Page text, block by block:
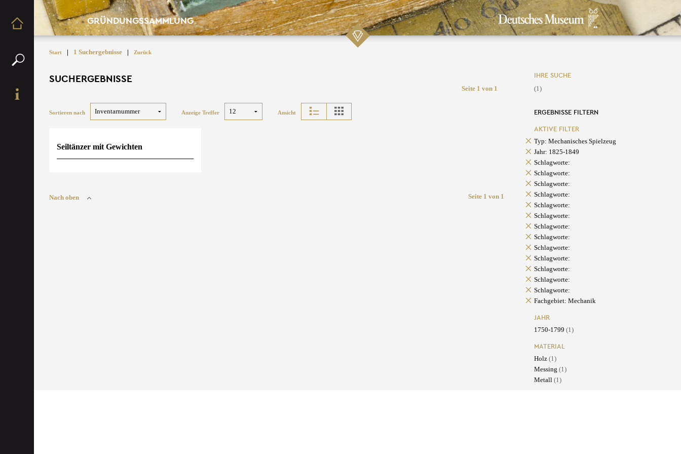
GRÜNDUNGSSAMMLUNG
Start | 1 Suchergebnisse | Zurück
SUCHERGEBNISSE
Seite 1 von 1
Sortieren nach Anzeige Treffer Ansicht
Seiltänzer mit Gewichten
Nach oben Seite 1 von 1
IHRE SUCHE
(1)
ERGEBNISSE FILTERN
AKTIVE FILTER
Typ: Mechanisches Spielzeug
Jahr: 1825-1849
Schlagworte:
Schlagworte:
Schlagworte:
Schlagworte:
Schlagworte:
Schlagworte:
Schlagworte:
Schlagworte:
Schlagworte:
Schlagworte:
Schlagworte:
Schlagworte:
Schlagworte:
Fachgebiet: Mechanik
JAHR
1750-1799 (1)
MATERIAL
Holz (1)
Messing (1)
Metall (1)